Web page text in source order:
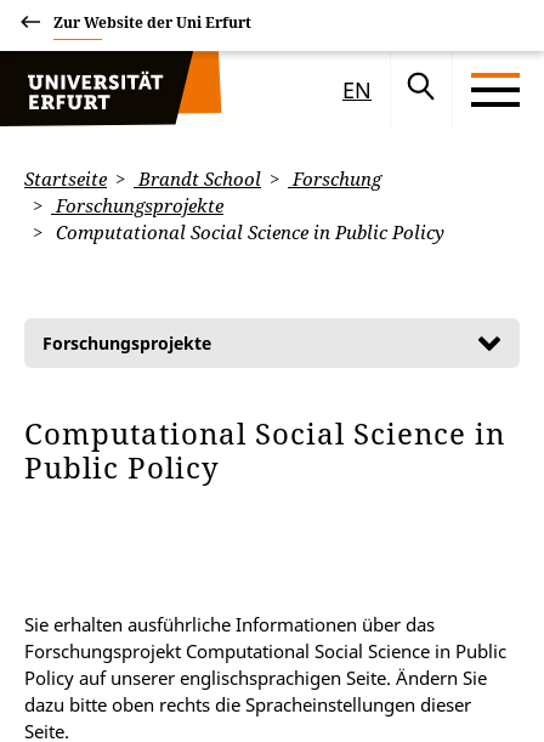
Zur Website der Uni Erfurt
EN
Startseite Brandt School
Forschung
Forschungsprojekte
Computational Social Science in Public Policy
Forschungsprojekte
Computational Social Science in
Public Policy
Sie erhalten ausführliche Informationen über das
Forschungsprojekt Computational Social Science in Public
Policy auf unserer englischsprachigen Seite. Ändern Sie
dazu bitte oben rechts die Spracheinstellungen dieser
Seite.